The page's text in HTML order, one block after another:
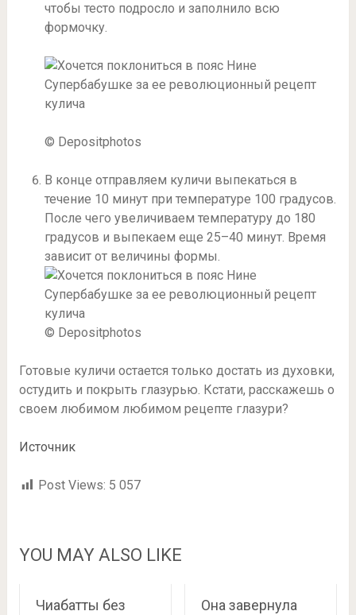
чтобы тесто подросло и заполнило всю
формочку.
© Depositphotos
В конце отправляем куличи выпекаться в
течение 10 минут при температуре 100 градусов.
После чего увеличиваем температуру до 180
градусов и выпекаем еще 25–40 минут. Время
зависит от величины формы.
© Depositphotos
Готовые куличи остается только достать из духовки,
остудить и покрыть глазурью. Кстати, расскажешь о
своем любимом любимом рецепте глазури?
Источник
Post Views: 5 057
YOU MAY ALSO LIKE
Чиабатты без
Она завернула